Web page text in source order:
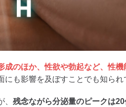
成のほか、性欲や勃起など、性
も影響を及ぼすことでも知られ
残念ながら分泌量のピークは20